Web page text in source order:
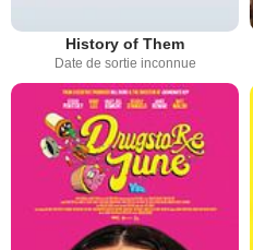
History of Them
Date de sortie inconnue